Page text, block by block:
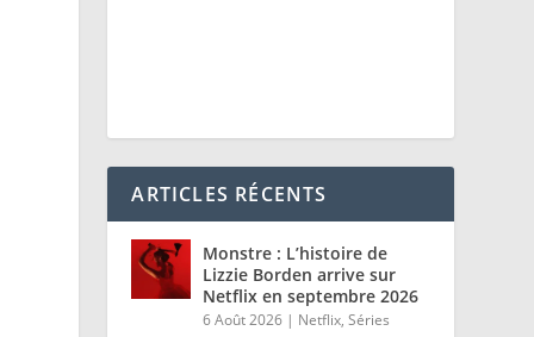
ARTICLES RÉCENTS
Monstre : L’histoire de
Lizzie Borden arrive sur
Netflix en septembre 2026
6 Août 2026 | Netflix,Séries